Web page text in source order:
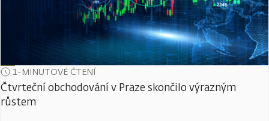
1-MINUTOVÉ ČTENÍ
Čtvrteční obchodování v Praze skončilo výrazným
růstem